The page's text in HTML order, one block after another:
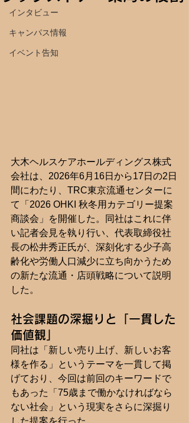
インタビュー
キャンパス情報
イベント告知
大木ヘルスケアホールディングス株式
会社は、2026年6月16日から17日の2日
間にわたり、TRC東京流通センターに
て「2026 OHKI 秋冬用カテゴリー提案
商談会」を開催した。同社はこれに伴
い記者会見を執り行い、代表取締役社
長の松井秀正氏が、深刻化する少子高
齢化や労働人口減少に立ち向かうため
の新たな流通・店頭戦略について説明
した。
社会課題の深掘りと「一貫した
価値観」
同社は「新しい売り上げ、新しいお客
様を作る」というテーマを一貫して掲
げており、今回は前回のキーワードで
もあった「75歳まで働かなければなら
ない社会」という現実をさらに深掘り